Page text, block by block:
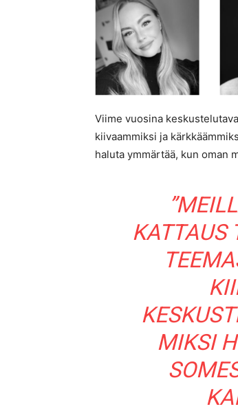
Viime vuosina
kiivaammiksi ja
haluta ymmärtää, kun oman
KATTAUS
MIKSI